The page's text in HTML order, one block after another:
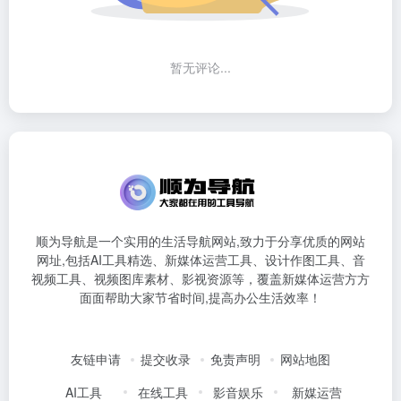
暂无评论...
顺为导航是一个实用的生活导航网站,致力于分享优质的网站
网址,包括AI工具精选、新媒体运营工具、设计作图工具、音
视频工具、视频图库素材、影视资源等，覆盖新媒体运营方方
面面帮助大家节省时间,提高办公生活效率！
友链申请 提交收录 免责声明
网站地图
AI工具
在线工具 影音娱乐 新媒运营